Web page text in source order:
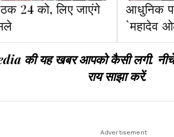
24 को, लिए जाएंगे
आधुनिक
`महादेव
शुरुआत
की यह खबर आपको कैसी लगी. नीचे
राय साझा करें.
Advertisement